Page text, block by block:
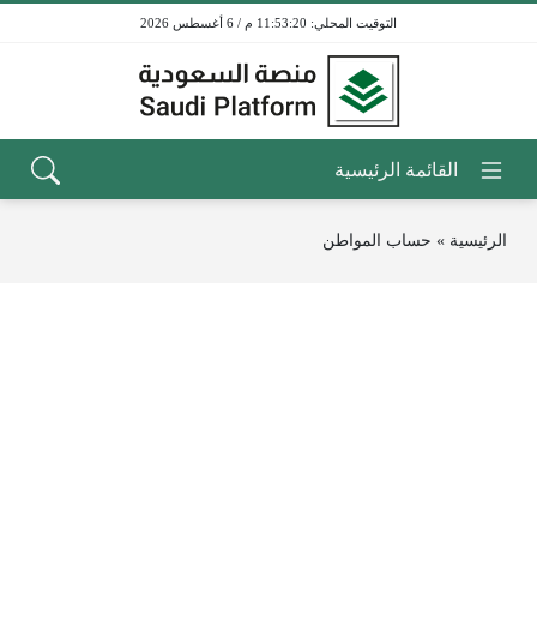
11:53:20 م / 6 أغسطس 2026
الرئيسية » حساب المواطن